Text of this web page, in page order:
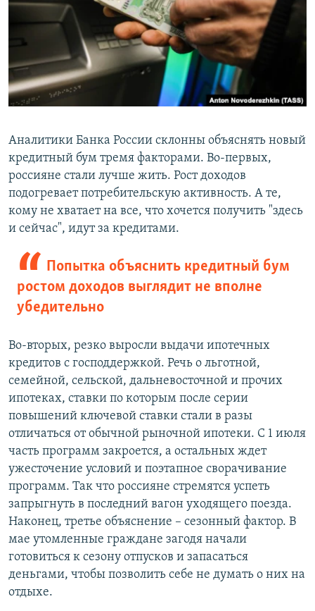
Аналитики Банка России склонны объяснять новый
кредитный бум тремя факторами. Во-первых,
россияне стали лучше жить. Рост доходов
подогревает потребительскую активность. А те,
кому не хватает на все, что хочется получить "здесь
и сейчас", идут за кредитами.
Попытка объяснить кредитный бум
ростом доходов выглядит не вполне
убедительно
Во-вторых, резко выросли выдачи ипотечных
кредитов с господдержкой. Речь о льготной,
семейной, сельской, дальневосточной и прочих
ипотеках, ставки по которым после серии
повышений ключевой ставки стали в разы
отличаться от обычной рыночной ипотеки. С 1 июля
часть программ закроется, а остальных ждет
ужесточение условий и поэтапное сворачивание
программ. Так что россияне стремятся успеть
запрыгнуть в последний вагон уходящего поезда.
Наконец, третье объяснение – сезонный фактор. В
мае утомленные граждане загодя начали
готовиться к сезону отпусков и запасаться
деньгами, чтобы позволить себе не думать о них на
отдыхе.